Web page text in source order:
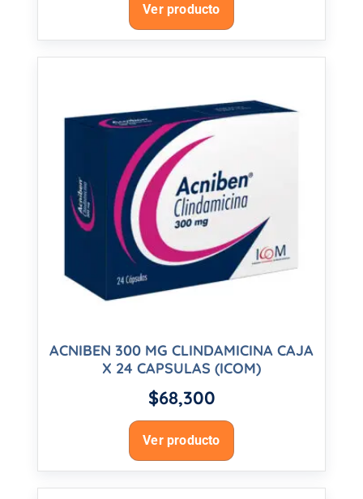
Ver producto
ACNIBEN 300 MG CLINDAMICINA CAJA
X 24 CAPSULAS (ICOM)
$68,300
Ver producto